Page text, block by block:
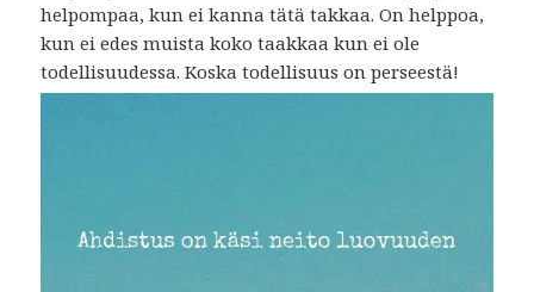
helpompaa, kun ei kanna tätä takkaa. On helppoa,
kun ei edes muista koko taakkaa kun ei ole
todellisuudessa. Koska todellisuus on perseestä!